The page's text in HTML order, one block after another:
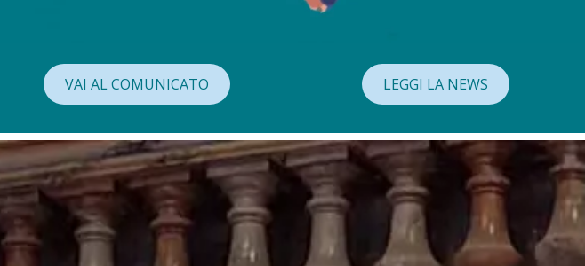
VAI AL COMUNICATO LEGGI LA NEWS